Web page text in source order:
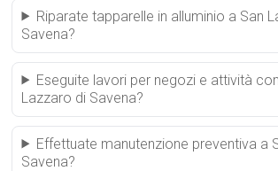
Riparate tapparelle in alluminio a San
Savena?
Eseguite lavori per negozi e attività
Lazzaro di Savena?
Effettuate manutenzione preventiva a
Savena?